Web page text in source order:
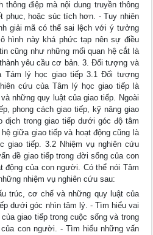
thông điệp mà nội dung truyền thông
phục, hoặc súc tích hơn. - Tuy nhiên
giải mã có thể sai lệch với ý tưởng
hình này khá phức tạp nên sự điều
cũng như những mối quan hệ cắt là
yêu cầu cơ bản. 3. Đối tượng và
Tám lý học giao tiếp 3.1 Đối tượng
cứu của Tâm lý học giao tiếp là
những quy luật của giao tiếp. Ngoài
phong cách giao tiếp, kỹ năng giao
dịch trong giao tiếp dưới góc độ tâm
giữa giao tiếp và hoạt động cũng là
giao tiếp. 3.2 Nhiệm vụ nghiên cứu
đề giao tiếp trong đời sống của con
động của con người. Có thể nói Tâm
nhiệm vụ nghiên cứu sau:
trúc, cơ chế và những quy luật của
dưới góc nhìn tâm lý. - Tìm hiểu vai
giao tiếp trong cuộc sống và trong
con người. - Tìm hiểu những vấn